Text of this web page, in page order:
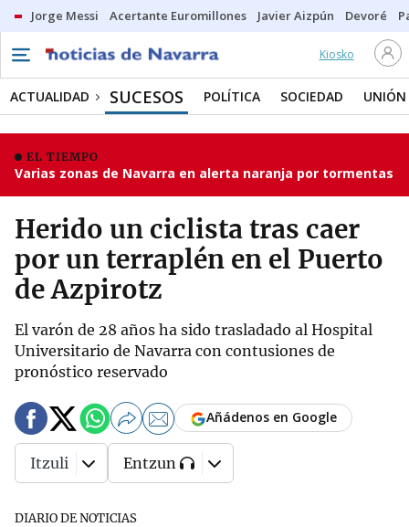
Jorge Messi Acertante Euromillones Javier Aizpún Devoré
Kiosko
ACTUALIDAD SUCESOS POLÍTICA SOCIEDAD UNIÓN
EL TIEMPO
Varias zonas de Navarra en alerta naranja por tormentas
Herido un ciclista tras caer
por un terraplén en el Puerto
de Azpirotz
El varón de 28 años ha sido trasladado al Hospital
Universitario de Navarra con contusiones de
pronóstico reservado
DIARIO DE NOTICIAS
Añádenos en Google
Itzuli Entzun